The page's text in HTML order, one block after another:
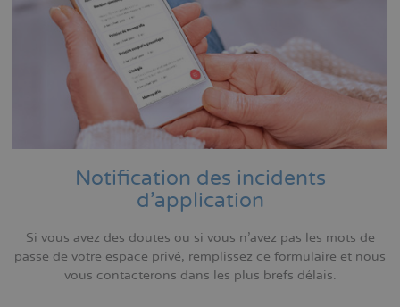
Notification des incidents
d'application
Si vous avez des doutes ou si vous n'avez pas les mots de
passe de votre espace privé, remplissez ce formulaire et nous
vous contacterons dans les plus brefs délais.